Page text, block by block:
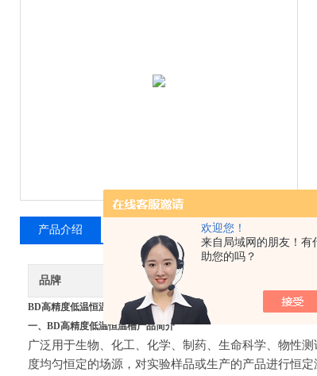
欢迎您！
来自局域网的朋友！有
助您的吗？
产品介绍 留言询价
品牌 其他品牌
BD高精度低温恒温槽 测试稳定BD高精度低温恒温槽 测试稳定
一、BD高精度低温恒温槽产品简介
广泛用于生物、化工、化学、制药、生命科学、物性
度均匀恒定的场源，对实验样品或生产的产品进行恒